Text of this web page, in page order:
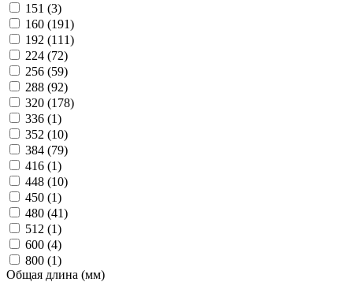
151 (3)
160 (191)
192 (111)
224 (72)
256 (59)
288 (92)
320 (178)
336 (1)
352 (10)
384 (79)
416 (1)
448 (10)
450 (1)
480 (41)
512 (1)
600 (4)
800 (1)
Общая длина (мм)